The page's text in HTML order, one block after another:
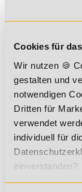
Cookies für
Wir nutzen 🍪
gestalten und
notwendigen
Dritten für
verwendet
individuell für
einverstanden?
Wir von der
anerkannten
staatlich
unsere Kurse
zeitunabhängig
Spaß an Sport
Academy of
Weg zum IHK-
Karriere als
Diese